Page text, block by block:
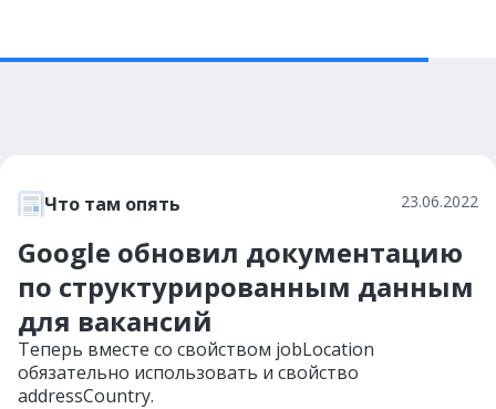
Что там опять 23.06.2022
Google обновил документацию
по структурированным данным
для вакансий
Теперь вместе со свойством jobLocation
обязательно использовать и свойство
addressCountry.